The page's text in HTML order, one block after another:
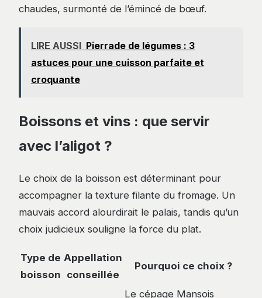
chaudes, surmonté de l’émincé de bœuf.
LIRE AUSSI Pierrade de légumes : 3
astuces pour une cuisson parfaite et
croquante
Boissons et vins : que servir
avec l’aligot ?
Le choix de la boisson est déterminant pour
accompagner la texture filante du fromage. Un
mauvais accord alourdirait le palais, tandis qu’un
choix judicieux souligne la force du plat.
Type de
boisson
Appellation
conseillée
Pourquoi ce choix ?
Le cépage Mansois